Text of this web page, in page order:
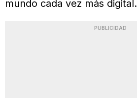
mundo cada vez más digital.
PUBLICIDAD